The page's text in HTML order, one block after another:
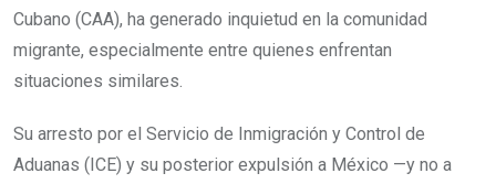
Cubano (CAA), ha generado inquietud en la comunidad
migrante, especialmente entre quienes enfrentan
situaciones similares.
Su arresto por el Servicio de Inmigración y Control de
Aduanas (ICE) y su posterior expulsión a México —y no a